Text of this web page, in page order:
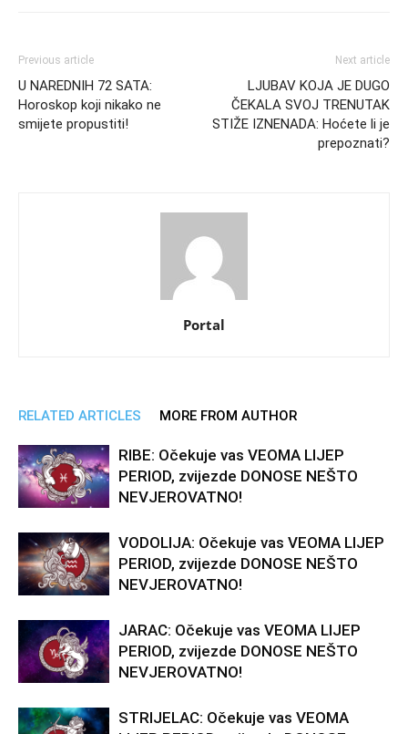
Previous article
U NAREDNIH 72 SATA:
Horoskop koji nikako ne
smijete propustiti!
Next article
LJUBAV KOJA JE DUGO
ČEKALA SVOJ TRENUTAK
STIŽE IZNENADA: Hoćete li je
prepoznati?
Portal
RELATED ARTICLES MORE FROM AUTHOR
RIBE: Očekuje vas VEOMA LIJEP
PERIOD, zvijezde DONOSE NEŠTO
NEVJEROVATNO!
VODOLIJA: Očekuje vas VEOMA LIJEP
PERIOD, zvijezde DONOSE NEŠTO
NEVJEROVATNO!
JARAC: Očekuje vas VEOMA LIJEP
PERIOD, zvijezde DONOSE NEŠTO
NEVJEROVATNO!
STRIJELAC: Očekuje vas VEOMA